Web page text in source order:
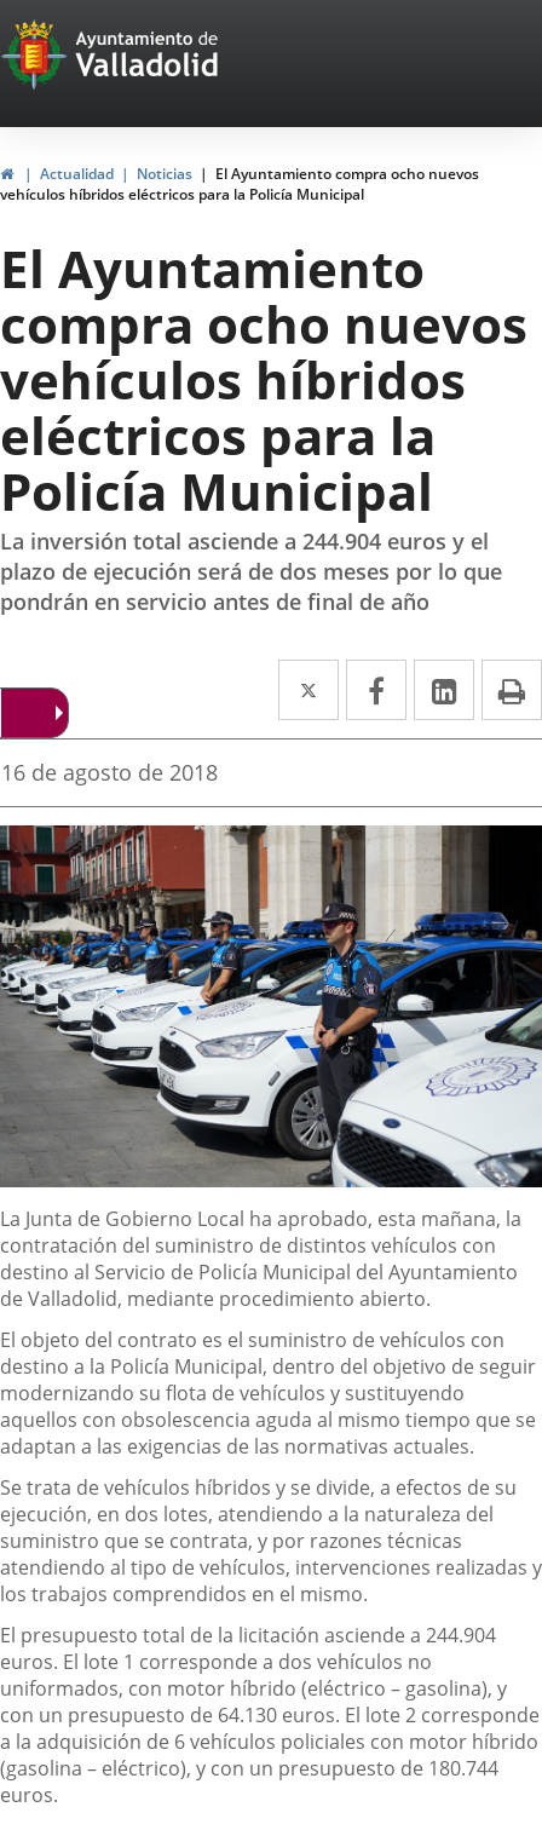
Portal
Web
del
Ayuntamiento
de
Valladolid
InicioActualidad Noticias
El Ayuntamiento compra ocho nuevos
vehículos híbridos eléctricos para la Policía Municipal
El Ayuntamiento
compra ocho nuevos
vehículos híbridos
eléctricos para la
Policía Municipal
La inversión total asciende a 244.904 euros y el
plazo de ejecución será de dos meses por lo que
pondrán en servicio antes de final de año
Twitter
Enlace
a
aplicación
externa.
Facebook
Enlace
a
aplicación
externa.
Enlace
a
Fecha
la
noticia
16 de agosto de 2018
Descripción
La Junta de Gobierno Local ha aprobado, esta mañana, la
contratación del suministro de distintos vehículos con
destino al Servicio de Policía Municipal del Ayuntamiento
de Valladolid, mediante procedimiento abierto.
El objeto del contrato es el suministro de vehículos con
destino a la Policía Municipal, dentro del objetivo de seguir
modernizando su flota de vehículos y sustituyendo
aquellos con obsolescencia aguda al mismo tiempo que se
adaptan a las exigencias de las normativas actuales.
Se trata de vehículos híbridos y se divide, a efectos de su
ejecución, en dos lotes, atendiendo a la naturaleza del
suministro que se contrata, y por razones técnicas
atendiendo al tipo de vehículos, intervenciones realizadas y
los trabajos comprendidos en el mismo.
El presupuesto total de la licitación asciende a 244.904
euros. El lote 1 corresponde a dos vehículos no
uniformados, con motor híbrido (eléctrico – gasolina), y
con un presupuesto de 64.130 euros. El lote 2 corresponde
a la adquisición de 6 vehículos policiales con motor híbrido
(gasolina – eléctrico), y con un presupuesto de 180.744
euros.